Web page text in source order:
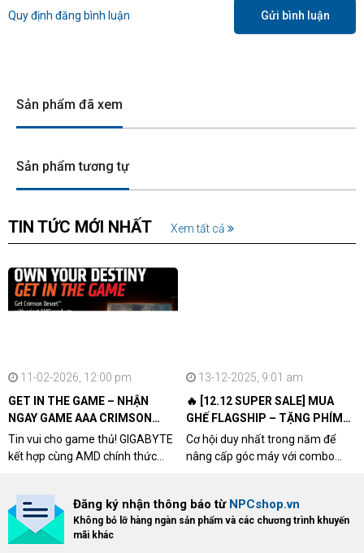
Quy định đăng bình luận Gửi bình luận
Sản phẩm đã xem
Sản phẩm tương tự
TIN TỨC MỚI NHẤT Xem tất cả
11-02-2026, 12:00 pm
GET IN THE GAME – NHẬN
NGAY GAME AAA CRIMSON
DESERT CÙNG GIGABYTE &
AMD
Tin vui cho game thủ! GIGABYTE
kết hợp cùng AMD chính thức
khách hàng sở hữu VGA Radeon
RX 9070 / RX 9070 XT.
13-12-2025, 9:01 am
🔥 [12.12 SUPER SALE] MUA
GHẾ FLAGSHIP – TẶNG PHÍM
CƠ XỊN
Cơ hội duy nhất trong năm để
nâng cấp góc máy với combo
dòng ghế Gaming cao cấp nhất,
bạn sẽ nhận ngay quà tặng trị giá
Đăng ký nhận thông báo từ NPCshop.vn
Không bỏ lỡ hàng ngàn sản phẩm và các chương trình khuyến
mãi khác